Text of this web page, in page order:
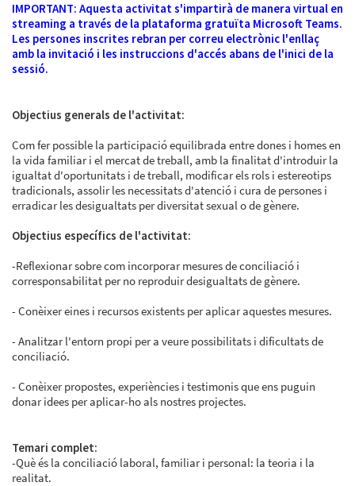
IMPORTANT: Aquesta activitat s'impartirà de manera virtual en
streaming a través de la plataforma gratuïta Microsoft Teams.
Les persones inscrites rebran per correu electrònic l'enllaç
amb la invitació i les instruccions d'accés abans de l'inici de la
sessió.
Objectius generals de l'activitat:
Com fer possible la participació equilibrada entre dones i homes en
la vida familiar i el mercat de treball, amb la finalitat d'introduir la
igualtat d'oportunitats i de treball, modificar els rols i estereotips
tradicionals, assolir les necessitats d'atenció i cura de persones i
erradicar les desigualtats per diversitat sexual o de gènere.
Objectius específics de l'activitat:
-Reflexionar sobre com incorporar mesures de conciliació i
corresponsabilitat per no reproduir desigualtats de gènere.
- Conèixer eines i recursos existents per aplicar aquestes mesures.
- Analitzar l'entorn propi per a veure possibilitats i dificultats de
conciliació.
- Conèixer propostes, experiències i testimonis que ens puguin
donar idees per aplicar-ho als nostres projectes.
Temari complet:
-Què és la conciliació laboral, familiar i personal: la teoria i la
realitat.